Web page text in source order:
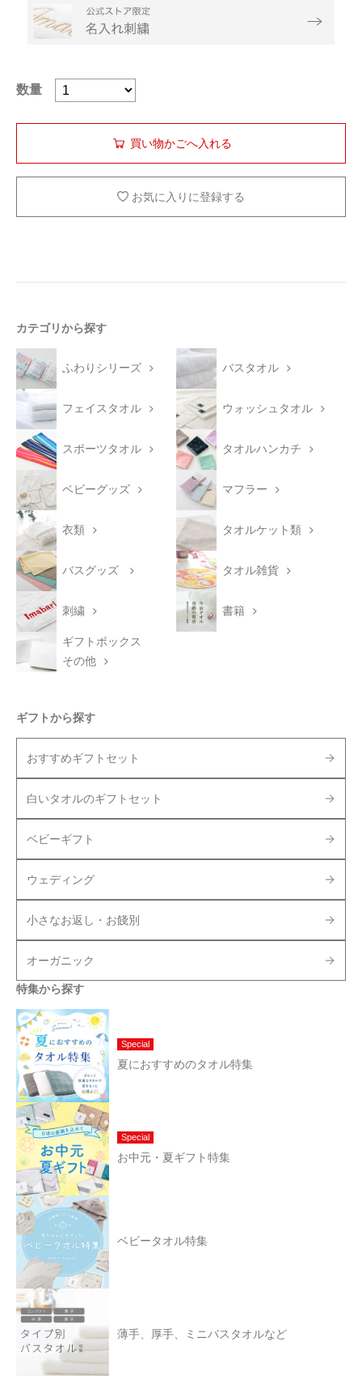
数量
お気に入りに登録する
カテゴリから探す
ふわりシリーズ バスタオル
フェイスタオル ウォッシュタオル
スポーツタオル タオルハンカチ
ベビーグッズ マフラー
衣類 タオルケット類
バスグッズ タオル雑貨
刺繍 書籍
ギフトボックス
その他
ギフトから探す
おすすめギフトセット
白いタオルのギフトセット
ベビーギフト
ウェディング
小さなお返し・お餞別
オーガニック
特集から探す
Special
夏におすすめのタオル特集
Special
お中元・夏ギフト特集
ベビータオル特集
薄手、厚手、ミニバスタオルなど